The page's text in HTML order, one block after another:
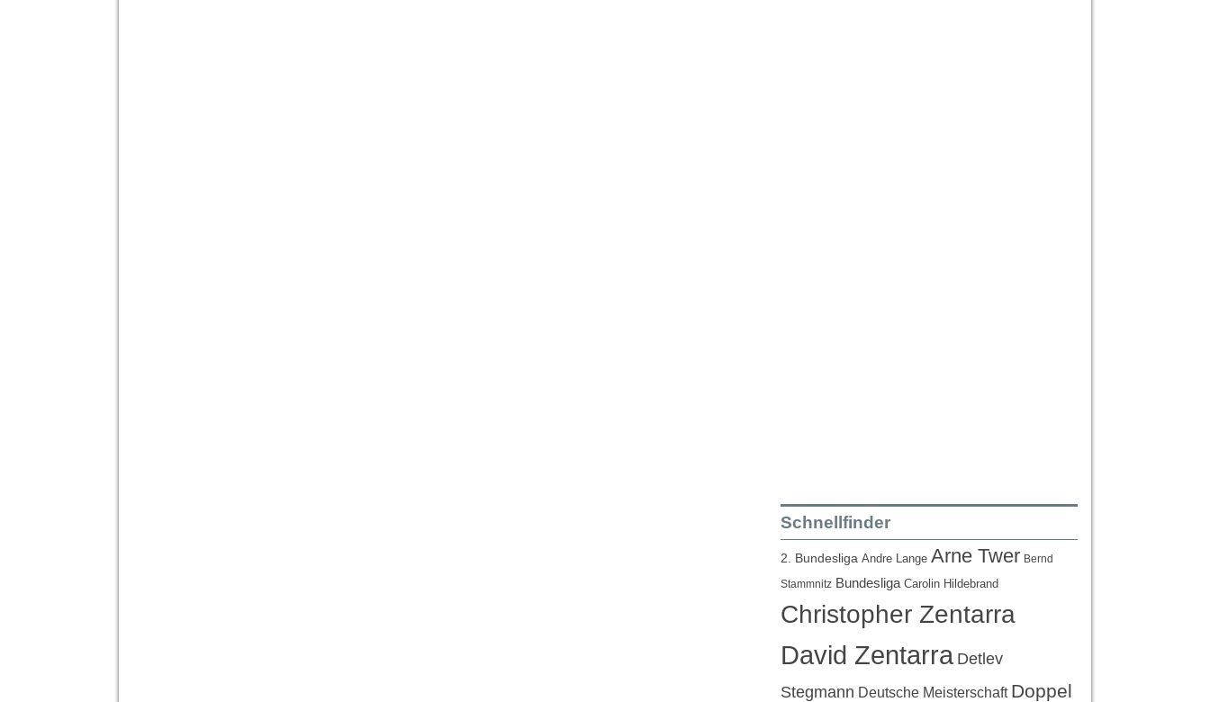
Schnellfinder
2. Bundesliga Andre Lange Arne Twer Bernd
Stammnitz Bundesliga Carolin Hildebrand
Christopher Zentarra
David Zentarra Detlev
Stegmann Deutsche Meisterschaft Doppel